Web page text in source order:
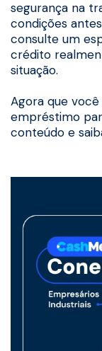
segurança na
condições
consulte um
crédito
situação.
Agora que
empréstimo
conteúdo e